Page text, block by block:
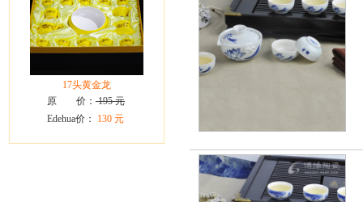
17头黄金龙
原 价： 195 元
Edehua价：
130 元